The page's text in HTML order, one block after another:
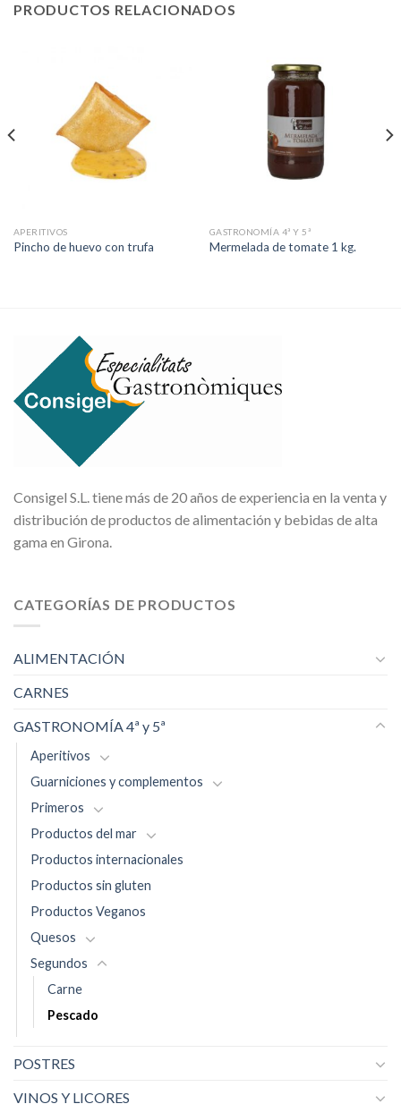
PRODUCTOS RELACIONADOS
APERITIVOS
Pincho de huevo con trufa
GASTRONOMÍA 4ª Y 5ª
Mermelada de tomate 1 kg.
Consigel S.L. tiene más de 20 años de experiencia en la venta y
distribución de productos de alimentación y bebidas de alta
gama en Girona.
CATEGORÍAS DE PRODUCTOS
ALIMENTACIÓN
CARNES
GASTRONOMÍA 4ª y 5ª
Aperitivos
Guarniciones y complementos
Primeros
Productos del mar
Productos internacionales
Productos sin gluten
Productos Veganos
Quesos
Segundos
Carne
Pescado
POSTRES
VINOS Y LICORES